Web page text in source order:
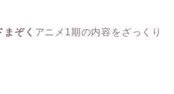
まぞく アニメ1期の内容をざっくり